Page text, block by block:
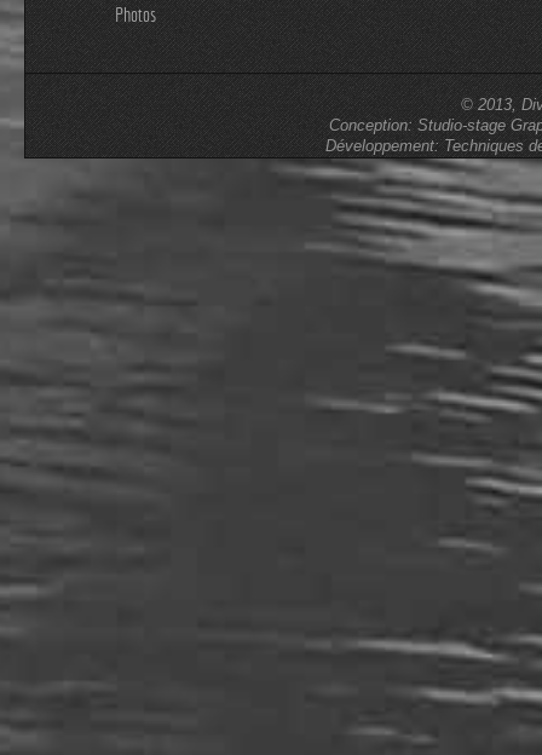
Photos
© 2013,
Conception: Studio-stage
Développement: Techniques